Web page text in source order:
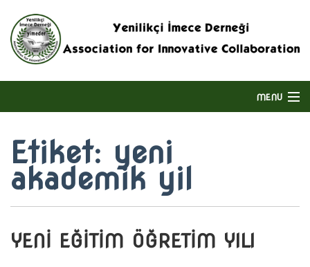
MENU
ANASAYFA
HAKKIMIZDA
DERNEĞIN FAALIYET ALANI
BIZE ULAŞIN
Etiket: yeni
akademik yil
YENİ EĞİTİM ÖĞRETİM YILI